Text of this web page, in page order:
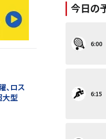
、ロス
大型
今日の
6:00
6:15